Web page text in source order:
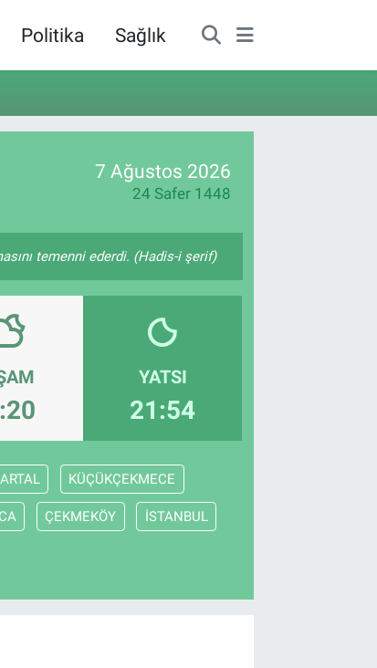
Politika Sağlık
7 Ağustos 2026
24 Safer 1448
temenni ederdi. (Hadis-i şerif)
YATSI
21:54
KÜÇÜKÇEKMECE
ÇEKMEKÖY İSTANBUL